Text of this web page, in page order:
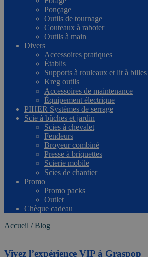
Ponçage
Outils de tournage
Couteaux à raboter
Outils à main
Divers
Accessoires pratiques
Établis
Supports à rouleaux et lit à billes
Kreg outils
Accessoires de maintenance
Équipement électrique
PIHER Systèmes de serrage
Scie à bûches et jardin
Scies à chevalet
Fendeurs
Broyeur combiné
Presse à briquettes
Scierie mobile
Scies de chantier
Promo
Promo packs
Outlet
Chèque cadeau
Accueil /Blog
Vivez l’expérience VIP à Graspop